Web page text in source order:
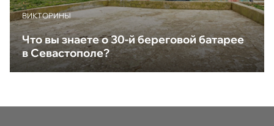
ВИКТОРИНЫ
Что вы знаете о 30-й береговой батарее
в Севастополе?